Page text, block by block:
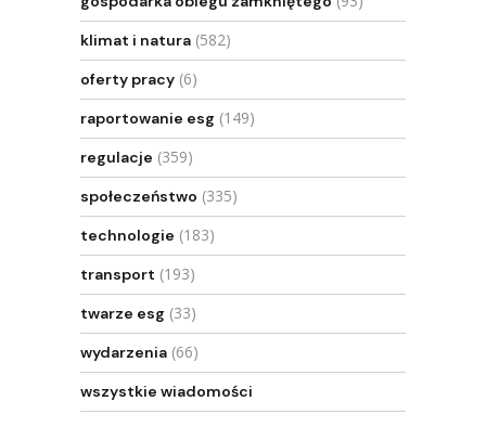
klimat i natura (582)
oferty pracy (6)
raportowanie esg (149)
regulacje (359)
społeczeństwo (335)
technologie (183)
transport (193)
twarze esg (33)
wydarzenia (66)
wszystkie wiadomości